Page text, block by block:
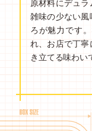
原材料にデュラ
雑味の少ない風
ろが魅力です
れ、お店で丁寧
き立てる味わい